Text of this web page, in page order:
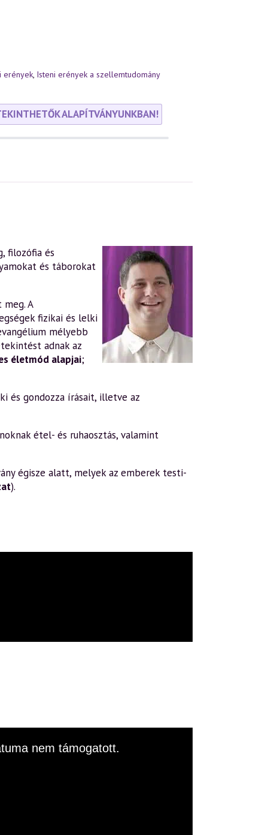
erények, Isteni erények a szellemtudomány
ALAPÍTVÁNYUNKBAN!
filozófia és
és táborokat
A
fizikai és lelki
mélyebb
adnak az
életmód alapjai;
és gondozza írásait, illetve az
étel- és ruhaosztás, valamint
égisze alatt, melyek az emberek testi-
).
nem támogatott.